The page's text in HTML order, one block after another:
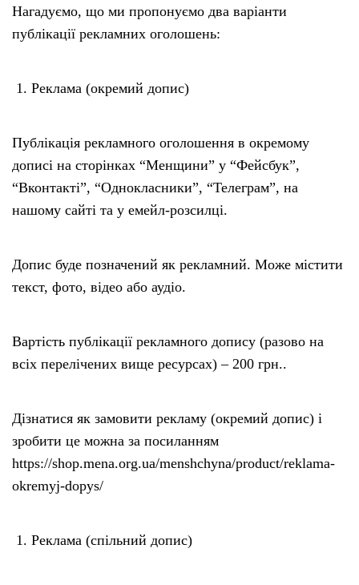
Нагадуємо, що ми пропонуємо два варіанти
публікації рекламних оголошень:
Реклама (окремий допис)
Публікація рекламного оголошення в окремому
дописі на сторінках “Менщини” у “Фейсбук”,
“Вконтакті”, “Однокласники”, “Телеграм”, на
нашому сайті та у емейл-розсилці.
Допис буде позначений як рекламний. Може містити
текст, фото, відео або аудіо.
Вартість публікації рекламного допису (разово на
всіх перелічених вище ресурсах) – 200 грн..
Дізнатися як замовити рекламу (окремий допис) і
зробити це можна за посиланням
https://shop.mena.org.ua/menshchyna/product/reklama-
okremyj-dopys/
Реклама (спільний допис)